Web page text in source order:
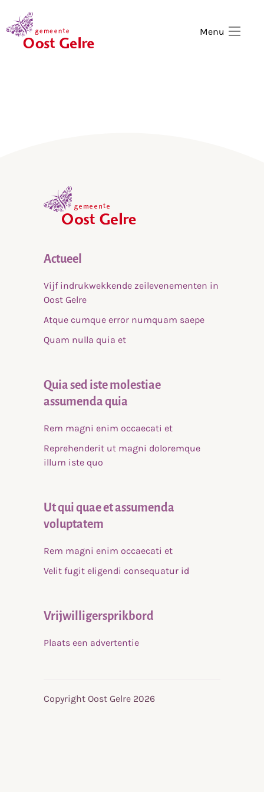
Menu
Actueel
Vijf indrukwekkende zeilevenementen in
Oost Gelre
Atque cumque error numquam saepe
Quam nulla quia et
Quia sed iste molestiae
assumenda quia
Rem magni enim occaecati et
Reprehenderit ut magni doloremque
illum iste quo
Ut qui quae et assumenda
voluptatem
Rem magni enim occaecati et
Velit fugit eligendi consequatur id
Vrijwilligersprikbord
Plaats een advertentie
Copyright Oost Gelre 2026